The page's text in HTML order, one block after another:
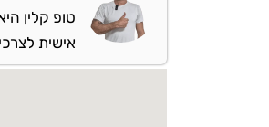
טופ קלין
אישית